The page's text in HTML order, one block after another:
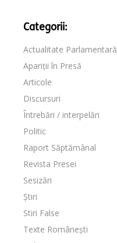
Categorii:
Actualitate Parlamentară
Apariții în Presă
Articole
Discursuri
Întrebări / interpelări
Politic
Raport Săptămânal
Revista Presei
Sesizări
Știri
Stiri False
Texte Românești